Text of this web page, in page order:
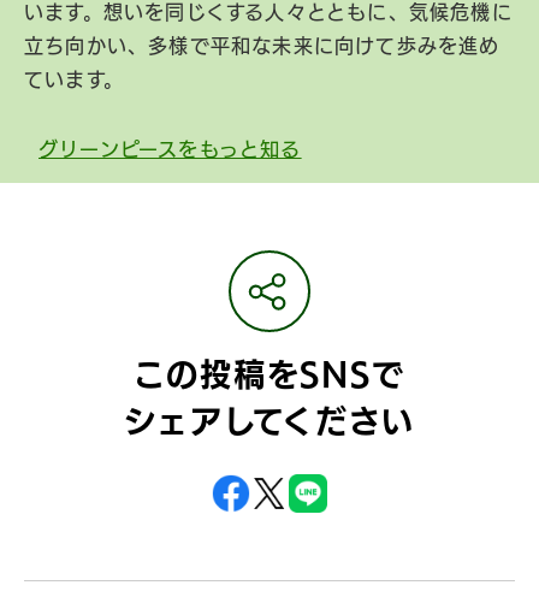
います。想いを同じくする人々とともに、気候危機に
立ち向かい、多様で平和な未来に向けて歩みを進め
ています。
グリーンピースをもっと知る
この投稿をSNSで
シェアしてください